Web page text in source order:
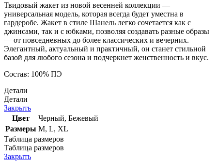
Твидовый жакет из новой весенней коллекции —
универсальная модель, которая всегда будет уместна в
гардеробе. Жакет в стиле Шанель легко сочетается как с
джинсами, так и с юбками, позволяя создавать разные образы
— от повседневных до более классических и вечерних.
Элегантный, актуальный и практичный, он станет стильной
базой для любого сезона и подчеркнет женственность и вкус.
Состав: 100% ПЭ
Детали
Детали
Закрыть
Цвет
Черный, Бежевый
Размеры M, L, XL
Таблица размеров
Таблица размеров
Закрыть